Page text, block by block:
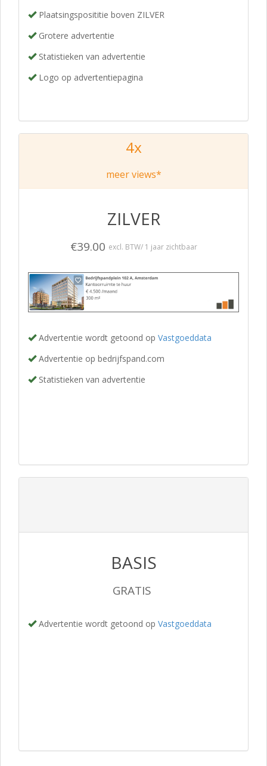
Plaatsingsposititie boven ZILVER
Grotere advertentie
Statistieken van advertentie
Logo op advertentiepagina
4x
meer views*
ZILVER
€39.00 excl. BTW/ 1 jaar zichtbaar
Advertentie wordt getoond op Vastgoeddata
Advertentie op bedrijfspand.com
Statistieken van advertentie
BASIS
GRATIS
Advertentie wordt getoond op Vastgoeddata